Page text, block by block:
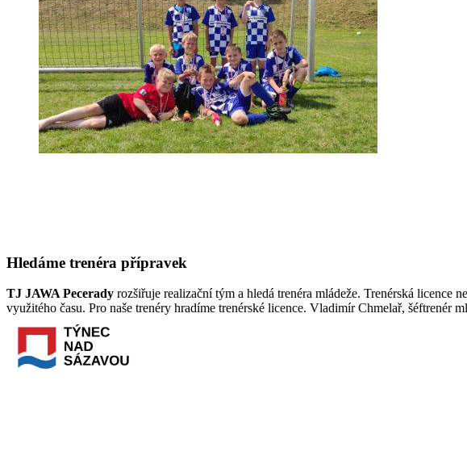
Hledáme trenéra přípravek
TJ JAWA Pecerady rozšiřuje realizační tým a hledá trenéra mládeže. Trenérská licence
využitého času. Pro naše trenéry hradíme trenérské licence. Vladimír Chmelař, šéftrenér